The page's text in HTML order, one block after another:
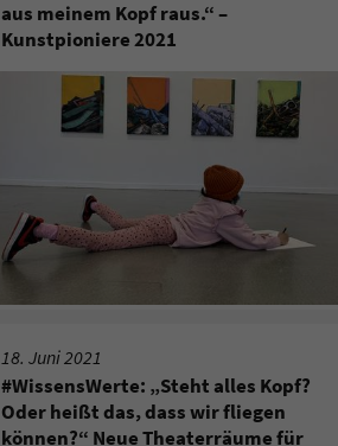
aus meinem Kopf raus.“ –
Kunstpioniere 2021
18. Juni 2021
#WissensWerte: „Steht alles Kopf?
Oder heißt das, dass wir fliegen
können?“ Neue Theaterräume für